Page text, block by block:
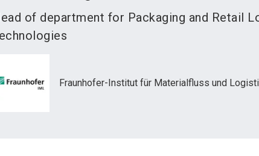
of department for Packaging and Retail
Fraunhofer-Institut für Materialfluss und